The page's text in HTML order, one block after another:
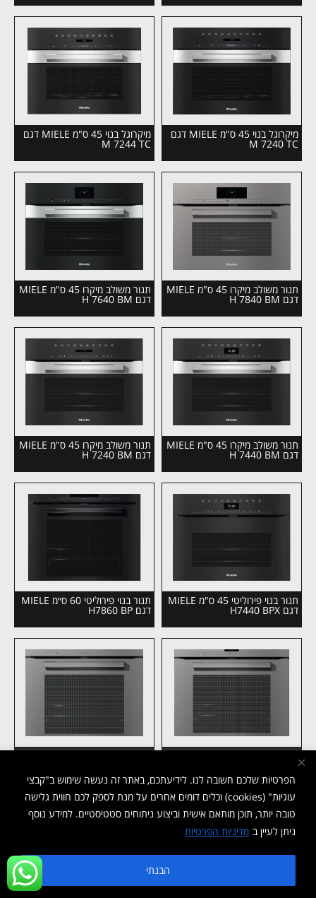
הפרטיות שלכם חשובה לנו. לידיעתכם, באתר זה נעשה שימוש ב"קבצי
עוגיות" (cookies) וכלים דומים אחרים על מנת לספק לכם חווית גלישה
טובה יותר, תוכן מותאם אישית וביצוע ניתוחים סטטיסטיים. למידע נוסף
ניתן לעיין ב מדיניות הפרטיות
הבנתי
מיקרוגל בנוי 45 ס"מ MIELE דגם
M 7240 TC
מיקרוגל בנוי 45 ס"מ MIELE דגם
M 7244 TC
תנור משולב מיקרו 45 ס"מ MIELE
דגם H 7840 BM
תנור משולב מיקרו 45 ס"מ MIELE
דגם H 7640 BM
תנור משולב מיקרו 45 ס"מ MIELE
דגם H 7440 BM
תנור משולב מיקרו 45 ס"מ MIELE
דגם H 7240 BM
תנור בנוי פירוליטי 45 ס"מ MIELE
דגם H7440 BPX
תנור בנוי פירוליטי 60 ס״מ MIELE
דגם H7860 BP